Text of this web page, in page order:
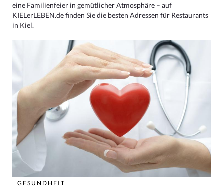
eine Familienfeier in gemütlicher Atmosphäre – auf
KIELerLEBEN.de finden Sie die besten Adressen für Restaurants
in Kiel.
GESUNDHEIT